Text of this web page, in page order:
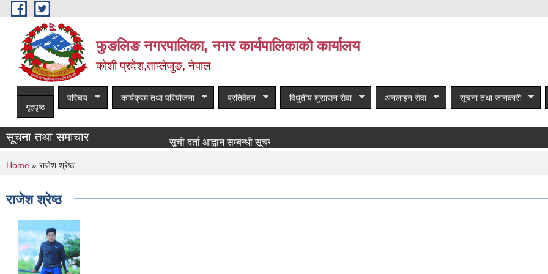
Skip to main content
फुङलिङ नगरपालिका, नगर कार्यपालिकाको कार्यालय
कोशी प्रदेश,ताप्लेजुङ, नेपाल
गृहपृष्ठ
परिचय कार्यक्रम तथा परियोजना प्रतिवेदन विधुतीय शुसासन सेवा अनलाइन सेवा सूचना तथा जानकारी
सूचना तथा समाचार सूची दर्ता आह्वान सम्बन्धी सूचना!!!!!!!!!!
You are here
Home » राजेश श्रेष्ठ
राजेश श्रेष्ठ